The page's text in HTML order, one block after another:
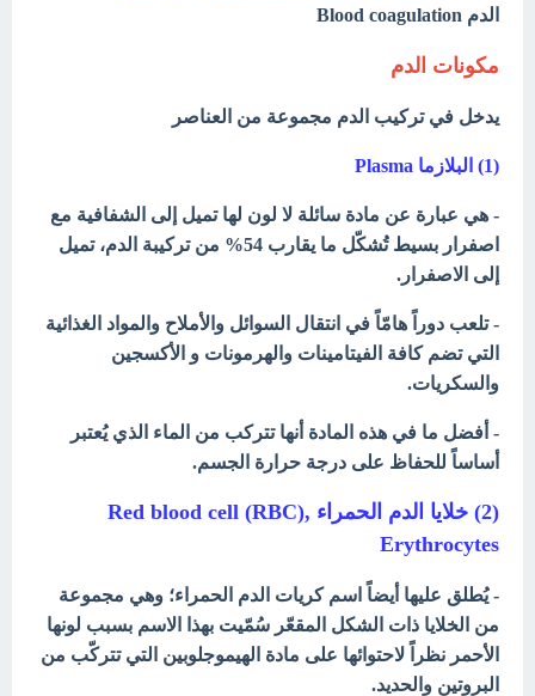
الدم Blood coagulation
مكونات الدم
يدخل في تركيب الدم مجموعة من العناصر
(1) البلازما Plasma
- هي عبارة عن مادة سائلة لا لون لها تميل إلى الشفافية مع
اصفرار بسيط تُشكّل ما يقارب 54% من تركيبة الدم، تميل
إلى الاصفرار.
- تلعب دوراً هامّاً في انتقال السوائل والأملاح والمواد الغذائية
التي تضم كافة الفيتامينات والهرمونات و الأكسجين
والسكريات.
- أفضل ما في هذه المادة أنها تتركب من الماء الذي يُعتبر
أساساً للحفاظ على درجة حرارة الجسم.
(2) خلايا الدم الحمراء
Red blood cell (RBC),
Erythrocytes
- يُطلق عليها أيضاً اسم كريات الدم الحمراء؛ وهي مجموعة
من الخلايا ذات الشكل المقعّر سُمّيت بهذا الاسم بسبب لونها
الأحمر نظراً لاحتوائها على مادة الهيموجلوبين التي تتركّب من
البروتين والحديد.